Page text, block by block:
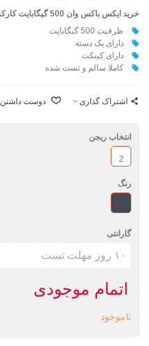
خرید ایکس باکس وان 500 گیگابایت کارکرده (دست دوم) به همراه کینکت
ظرفیت 500 گیگابایت
دارای یک دسته
دارای کینکت
کاملا سالم و تست شده
اشتراک گذاری دوست داشتن
انتخاب ریجن
2
رنگ
مشکی
گارانتی
اتمام موجودی
ناموجود